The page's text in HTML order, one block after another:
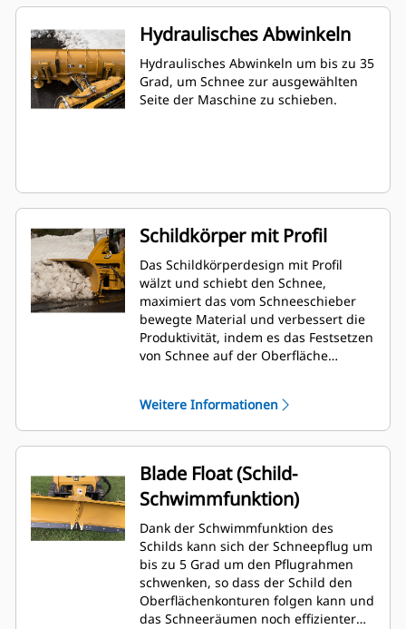
Hydraulisches Abwinkeln
Hydraulisches Abwinkeln um bis zu 35
Grad, um Schnee zur ausgewählten
Seite der Maschine zu schieben.
Schildkörper mit Profil
Das Schildkörperdesign mit Profil
wälzt und schiebt den Schnee,
maximiert das vom Schneeschieber
bewegte Material und verbessert die
Produktivität, indem es das Festsetzen
von Schnee auf der Oberfläche
Weitere Informationen
Blade Float (Schild-
Schwimmfunktion)
Dank der Schwimmfunktion des
Schilds kann sich der Schneepflug um
bis zu 5 Grad um den Pflugrahmen
schwenken, so dass der Schild den
Oberflächenkonturen folgen kann und
das Schneeräumen noch effizienter